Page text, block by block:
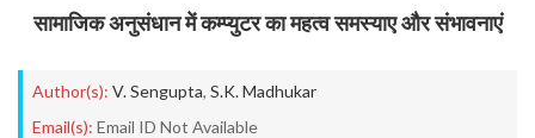
सामाजिक अनुसंधान में कम्प्युटर का महत्व समस्याए और संभावनाएं
Author(s): V. Sengupta, S.K. Madhukar
Email(s): Email ID Not Available